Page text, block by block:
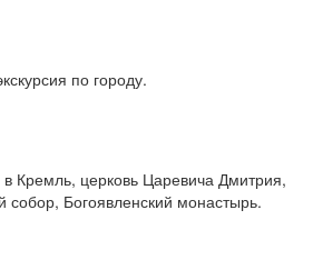
по городу.
Кремль, церковь Царевича Дмитрия,
Богоявленский монастырь.